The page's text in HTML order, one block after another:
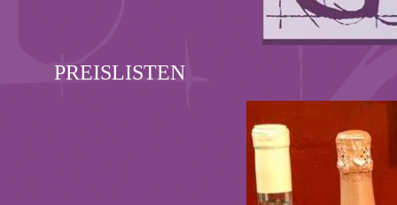
PREISLISTEN